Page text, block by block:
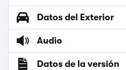
Datos del Exterior
Audio
Datos de la versión